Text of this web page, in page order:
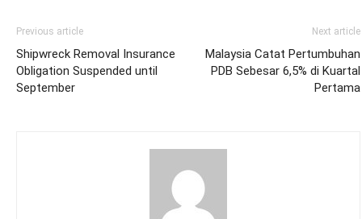
Previous article
Shipwreck Removal Insurance
Obligation Suspended until
September
Next article
Malaysia Catat Pertumbuhan
PDB Sebesar 6,5% di Kuartal
Pertama